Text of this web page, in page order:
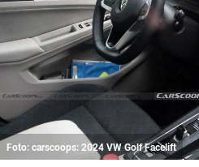
Foto: carscoops: 2024 VW Golf Facelift